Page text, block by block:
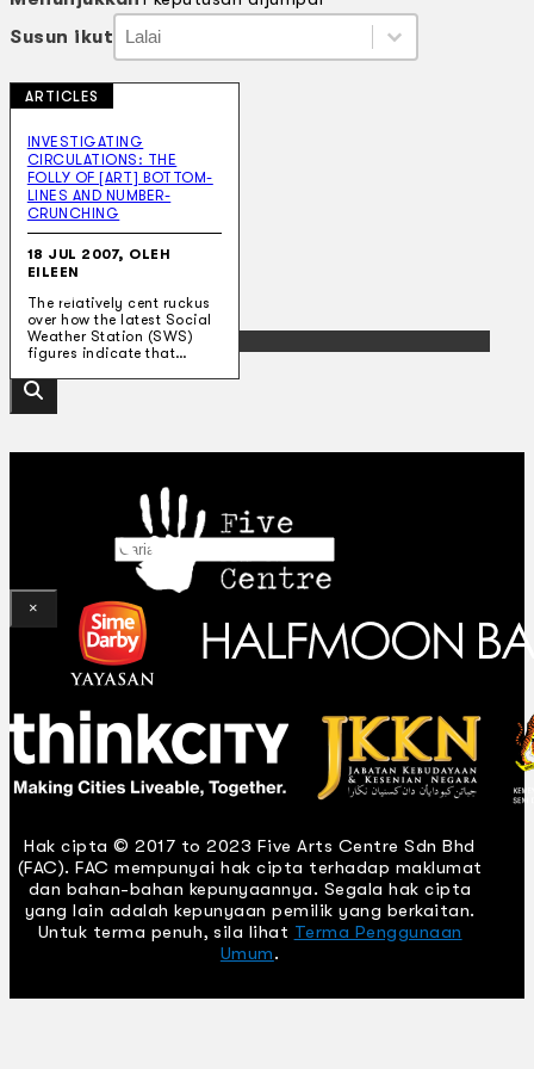
Teater
Tarian
Artikel
Penapisan
Sejarah Lisan
Mengenai Kami
Hubungi Kami
BM
EN
Cari laman web
×
Susun ikut Susun ikut
Susun ikut
Susun ikut
ARTICLES
INVESTIGATING
CIRCULATIONS: THE
FOLLY OF [ART] BOTTOM-
LINES AND NUMBER-
CRUNCHING
18 JUL 2007, OLEH
EILEEN
The relatively cent ruckus
over how the latest Social
Weather Station (SWS)
figures indicate that…
Hak cipta © 2017 to 2023 Five Arts Centre Sdn Bhd
(FAC). FAC mempunyai hak cipta terhadap maklumat
dan bahan-bahan kepunyaannya. Segala hak cipta
yang lain adalah kepunyaan pemilik yang berkaitan.
Untuk terma penuh, sila lihat Terma Penggunaan
Umum.